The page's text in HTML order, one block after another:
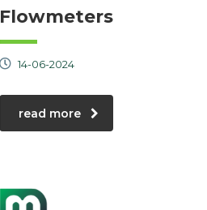
Flowmeters
14-06-2024
read more